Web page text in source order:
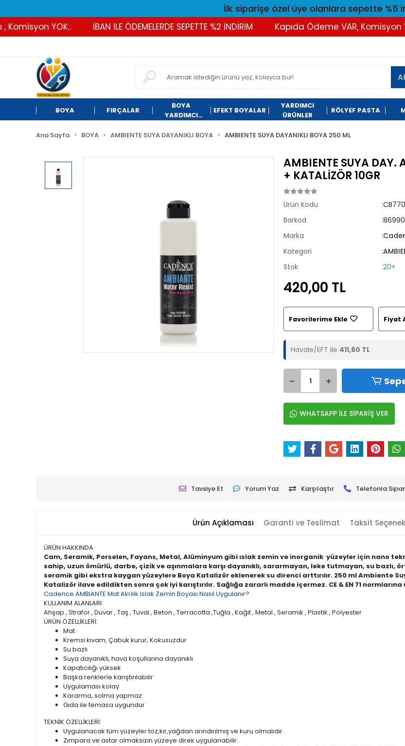
İlk siparişe özel üye olanlara sepette %5
YOK.. İBAN İLE ÖDEMELERDE SEPETTE %2 İNDİRİM Kapıda Ödeme VAR, Komisyon YOK..
BOYA FIRÇALAR
BOYA
YARDIMCI
EFEKT BOYALAR
YARDIMCI
ÜRÜNLER
RÖLYEF PASTA
Ana Sayfa BOYA AMBIENTE SUYA DAYANIKLI BOYA AMBIENTE SUYA DAYANIKLI BOYA 250 ML
AMBIENTE SUYA DAY.
+ KATALİZÖR 10GR
Ürün Kodu
Barkod
Marka
Kategori
Stok
:20+
420,00 TL
Favorilerime Ekle Fiyat
Havale/EFT ile 411,60 TL
WHATSAPP İLE SİPARİŞ VER
Tavsiye Et Yorum Yaz Karşılaştır Telefonla
Ürün Açıklaması Garanti ve Teslimat Taksit
ÜRÜN HAKKINDA:
Cam, Seramik, Porselen, Fayans, Metal, Alüminyum gibi ıslak zemin ve inorganik yüzeyler için nano
sahip, uzun ömürlü, darbe, çizik ve aşınmalara karşı dayanıklı, sararmayan, leke tutmayan, su bazlı,
seramik gibi ekstra kaygan yüzeylere Boya Katalizör eklenerek su direnci arttırılır. 250 ml Ambiente
Katalizör ilave edildikten sonra çok iyi karıştırılır. Sağlığa zararlı madde içermez. CE & EN 71
Cadence AMBIANTE Mat Akrilik Islak Zemin Boyası Nasıl Uygulanır?
KULLANIM ALANLARI:
Ahşap , Strafor , Duvar , Taş , Tuval , Beton , Terracotta ,Tuğla , Kağıt , Metal , Seramik , Plastik , Polyester
ÜRÜN ÖZELLİKLERİ:
Mat
Kremsi kıvam, Çabuk kurur, Kokusuzdur
Su bazlı
Suya dayanıklı, hava koşullarına dayanıklı
Kapatıcılığı yüksek
Başka renklerle karıştırılabilir
Uygulaması kolay
Kararma, solma yapmaz
Gıda ile temasa uygundur
TEKNİK ÖZELLİKLERİ:
Uygulanacak tüm yüzeyler toz,kir,yağdan arındırılmış ve kuru olmalıdır.
Zımpara ve astar olmaksızın yüzeye direk uygulanabilir.